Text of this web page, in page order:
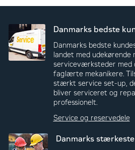
Danmarks bedste
Danmarks bedste
landet med udekørende
serviceværksteder med
faglærte mekanikere.
stærkt service set-up,
bliver serviceret og
professionelt.
Service og reservedele
Danmarks